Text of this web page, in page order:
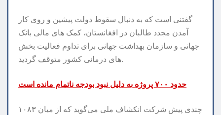
گفتنی است که به دنبال سقوط دولت پیشین و روی کار
آمدن مجدد طالبان در افغانستان، کمک های مالی بانک
جهانی و سازمان بهداشت جهانی برای تداوم فعالیت بخش
های درمانی کشور متوقف گردید.
حدود ۷۰۰ پروژه به دلیل نبود بودجه ناتمام مانده‌ است
چندی پیش شرکت انکشاف ملی می‌گوید که از میان ۱۰۸۳